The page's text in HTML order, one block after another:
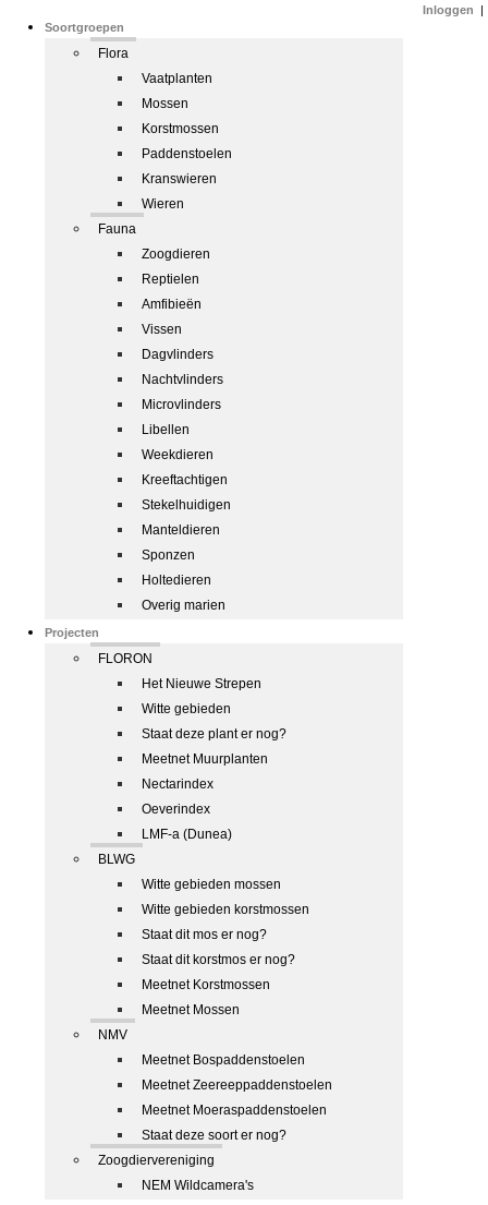
Soortgroepen
Flora
Vaatplanten
Mossen
Korstmossen
Paddenstoelen
Kranswieren
Wieren
Fauna
Zoogdieren
Reptielen
Amfibieën
Vissen
Dagvlinders
Nachtvlinders
Microvlinders
Libellen
Weekdieren
Kreeftachtigen
Stekelhuidigen
Manteldieren
Sponzen
Holtedieren
Overig marien
Projecten
FLORON
Het Nieuwe Strepen
Witte gebieden
Staat deze plant er nog?
Meetnet Muurplanten
Nectarindex
Oeverindex
LMF-a (Dunea)
BLWG
Witte gebieden mossen
Witte gebieden korstmossen
Staat dit mos er nog?
Staat dit korstmos er nog?
Meetnet Korstmossen
Meetnet Mossen
NMV
Meetnet Bospaddenstoelen
Meetnet Zeereeppaddenstoelen
Meetnet Moeraspaddenstoelen
Staat deze soort er nog?
Zoogdiervereniging
NEM Wildcamera's
Inloggen |